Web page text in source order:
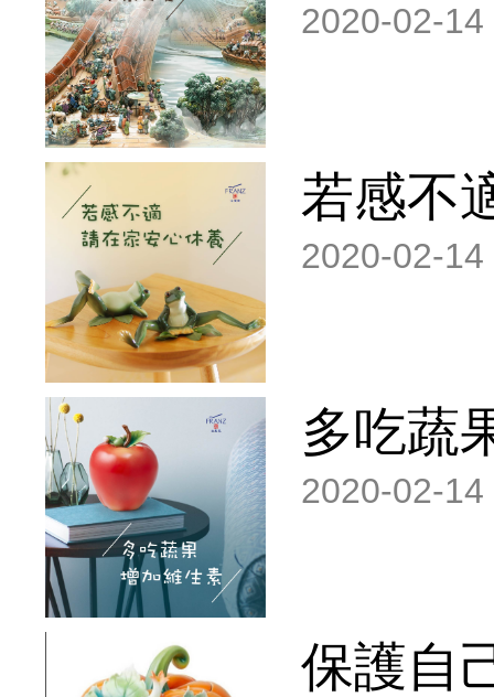
2020-02-14
若感不
2020-02-14
多吃蔬
2020-02-14
保護自